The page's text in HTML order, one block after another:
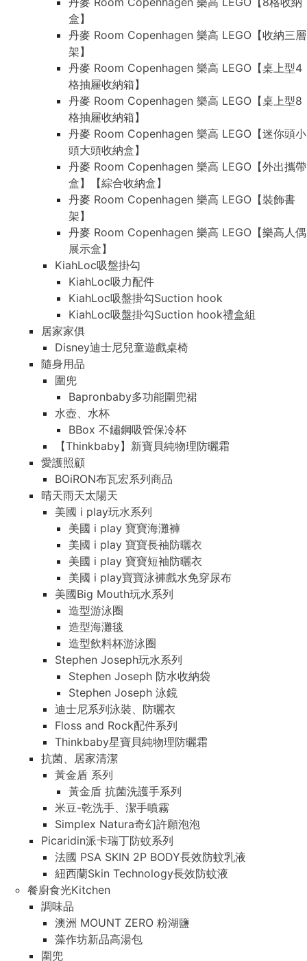
盒】
丹麥 Room Copenhagen 樂高 LEGO【收納三層
架】
丹麥 Room Copenhagen 樂高 LEGO【桌上型4
格抽屜收納箱】
丹麥 Room Copenhagen 樂高 LEGO【桌上型8
格抽屜收納箱】
丹麥 Room Copenhagen 樂高 LEGO【迷你頭小
頭大頭收納盒】
丹麥 Room Copenhagen 樂高 LEGO【外出攜帶
盒】【綜合收納盒】
丹麥 Room Copenhagen 樂高 LEGO【裝飾書
架】
丹麥 Room Copenhagen 樂高 LEGO【樂高人偶
展示盒】
KiahLoc吸盤掛勾
KiahLoc吸力配件
KiahLoc吸盤掛勾Suction hook
KiahLoc吸盤掛勾Suction hook禮盒組
居家家俱
Disney迪士尼兒童遊戲桌椅
隨身用品
圍兜
Bapronbaby多功能圍兜裙
水壺、水杯
BBox 不鏽鋼吸管保冷杯
【Thinkbaby】新寶貝純物理防曬霜
愛護照顧
BOiRON布瓦宏系列商品
晴天雨天太陽天
美國 i play玩水系列
美國 i play 寶寶海灘褲
美國 i play 寶寶長袖防曬衣
美國 i play 寶寶短袖防曬衣
美國 i play寶寶泳褲戲水免穿尿布
美國Big Mouth玩水系列
造型游泳圈
造型海灘毯
造型飲料杯游泳圈
Stephen Joseph玩水系列
Stephen Joseph 防水收納袋
Stephen Joseph 泳鏡
迪士尼系列泳裝、防曬衣
Floss and Rock配件系列
Thinkbaby星寶貝純物理防曬霜
抗菌、居家清潔
黃金盾 系列
黃金盾 抗菌洗護手系列
米豆-乾洗手、潔手噴霧
Simplex Natura奇幻許願泡泡
Picaridin派卡瑞丁防蚊系列
法國 PSA SKIN 2P BODY長效防蚊乳液
紐西蘭Skin Technology長效防蚊液
餐廚食光Kitchen
調味品
澳洲 MOUNT ZERO 粉湖鹽
藻作坊新品高湯包
圍兜